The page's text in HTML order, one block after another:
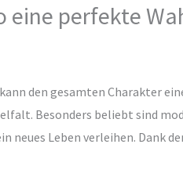
eine perfekte
den gesamten Charakter
Besonders beliebt sind
neues Leben verleihen. Dank